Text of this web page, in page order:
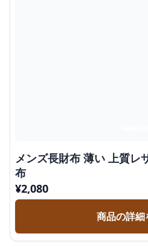
メンズ長財布 薄い 上質レ
布
¥2,080
商品の詳細